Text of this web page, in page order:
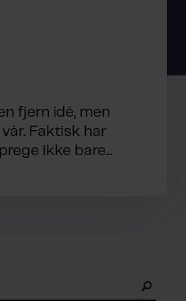
fjern idé, men
Faktisk har
ikke bare...